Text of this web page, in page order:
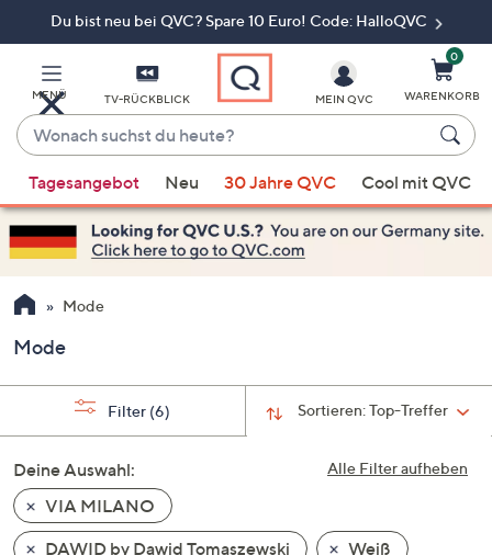
Du bist neu bei QVC? Spare 10 Euro! Code: HalloQVC
MENÜ TV-RÜCKBLICK
Wonach
suchst
du
heute?
Vorschläge
verfügbar
sind,
verwenden
Sie
Pfeiltasten
nach
und
nach
unten
oder
wischen
MEIN QVC
0
WARENKORB
Tagesangebot Neu 30 Jahre QVC Cool mit QVC
Mode
Mode
Sortieren:Top-Treffer
Filter (6)
Alle Filter aufheben
Deine Auswahl:
VIA MILANO
DAWID by Dawid Tomaszewski
Weiß